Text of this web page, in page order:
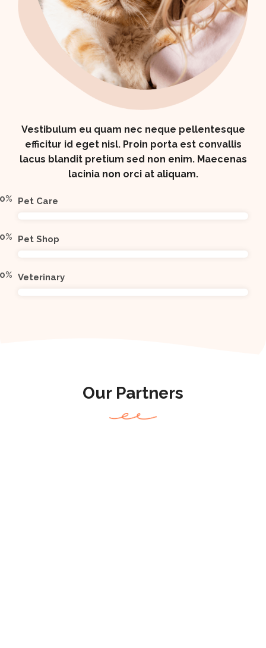
Vestibulum eu quam nec neque pellentesque
efficitur id eget nisl. Proin porta est convallis
lacus blandit pretium sed non enim. Maecenas
lacinia non orci at aliquam.
0% Pet Care
0% Pet Shop
0% Veterinary
Our Partners